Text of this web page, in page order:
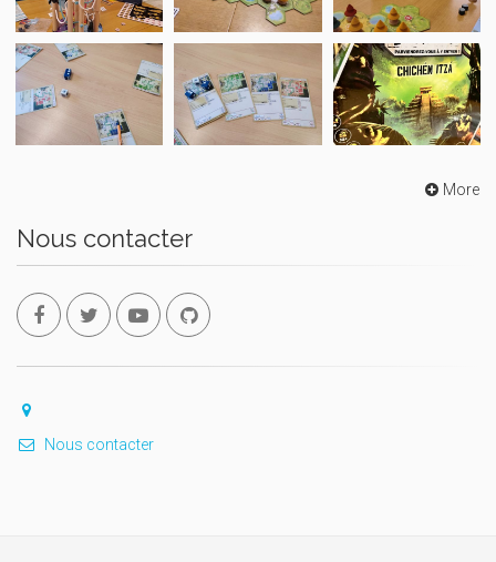
More
Nous contacter
Nous contacter